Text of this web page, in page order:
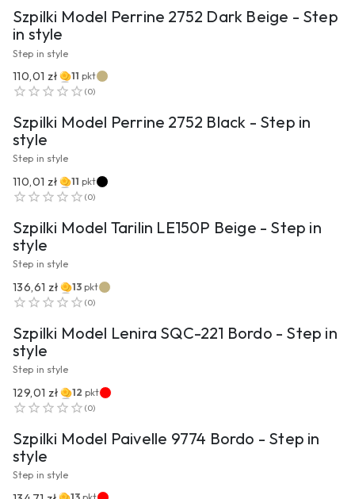
Szpilki Model Perrine 2752 Dark Beige - Step
in style
Step in style
110,01 zł 11 pkt
(0)
PRZEJDŹ DO PRODUKTU
Szpilki Model Perrine 2752 Black - Step in
style
Step in style
110,01 zł 11 pkt
(0)
PRZEJDŹ DO PRODUKTU
Szpilki Model Tarilin LE150P Beige - Step in
style
Step in style
136,61 zł 13 pkt
(0)
PRZEJDŹ DO PRODUKTU
Szpilki Model Lenira SQC-221 Bordo - Step in
style
Step in style
129,01 zł 12 pkt
(0)
PRZEJDŹ DO PRODUKTU
Szpilki Model Paivelle 9774 Bordo - Step in
style
Step in style